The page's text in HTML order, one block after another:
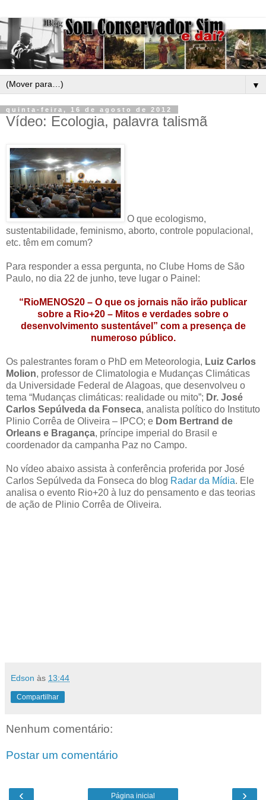
▼
quinta-feira, 16 de agosto de 2012
Vídeo: Ecologia, palavra talismã
O que ecologismo,
sustentabilidade, feminismo, aborto, controle populacional,
etc. têm em comum?
Para responder a essa pergunta, no Clube Homs de São
Paulo, no dia 22 de junho, teve lugar o Painel:
“RioMENOS20 – O que os jornais não irão publicar
sobre a Rio+20 – Mitos e verdades sobre o
desenvolvimento sustentável” com a presença de
numeroso público.
Os palestrantes foram o PhD em Meteorologia, Luiz Carlos
Molion, professor de Climatologia e Mudanças Climáticas
da Universidade Federal de Alagoas, que desenvolveu o
tema “Mudanças climáticas: realidade ou mito”; Dr. José
Carlos Sepúlveda da Fonseca, analista político do Instituto
Plinio Corrêa de Oliveira – IPCO; e Dom Bertrand de
Orleans e Bragança, príncipe imperial do Brasil e
coordenador da campanha Paz no Campo.
No vídeo abaixo assista à conferência proferida por José
Carlos Sepúlveda da Fonseca do blog Radar da Mídia. Ele
analisa o evento Rio+20 à luz do pensamento e das teorias
de ação de Plinio Corrêa de Oliveira.
Edson às 13:44
Compartilhar
Nenhum comentário:
Postar um comentário
‹ ›
Página inicial